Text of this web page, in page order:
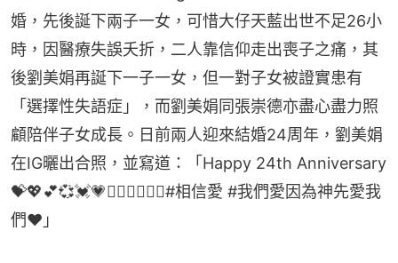
婚，先後誕下兩子一女，可惜大仔天藍出世不足26小
時，因醫療失誤夭折，二人靠信仰走出喪子之痛，其
後劉美娟再誕下一子一女，但一對子女被證實患有
「選擇性失語症」，而劉美娟同張崇德亦盡心盡力照
顧陪伴子女成長。日前兩人迎來結婚24周年，劉美娟
在IG曬出合照，並寫道：「Happy 24th Anniversary
💝💖💕💞💓💗❤️‍🔥❤️‍🔥❤️‍🔥#相信愛 #我們愛因為神先愛我
們❤️」